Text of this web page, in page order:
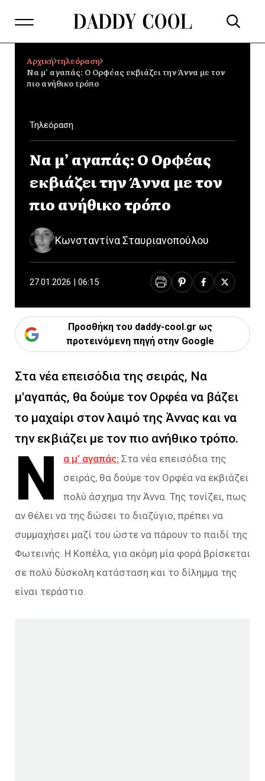
Αρχική τηλεόραση
Να μ’ αγαπάς: Ο Ορφέας εκβιάζει την Άννα με τον
πιο ανήθικο τρόπο
Τηλεόραση
Να μ’ αγαπάς: Ο Ορφέας
εκβιάζει την Άννα με τον
πιο ανήθικο τρόπο
Κωνσταντίνα Σταυριανοπούλου
27.01.2026 | 06:15
Προσθήκη του daddy-cool.gr ως
προτεινόμενη πηγή στην Google
Στα νέα επεισόδια της σειράς, Να
μ'αγαπάς, θα δούμε τον Ορφέα να βάζει
το μαχαίρι στον λαιμό της Άννας και να
την εκβιάζει με τον πιο ανήθικο τρόπο.
Ν α μ’ αγαπάς: Στα νέα επεισόδια της
σειράς, θα δούμε τον Ορφέα να εκβιάζει
πολύ άσχημα την Άννα. Της τονίζει, πως
αν θέλει να της δώσει το διαζύγιο, πρέπει να
συμμαχήσει μαζί του ώστε να πάρουν το παιδί της
Φωτεινής. Η Κοπέλα, για ακόμη μία φορά βρίσκεται
σε πολύ δύσκολη κατάσταση και το δίλημμα της
είναι τεράστιο.